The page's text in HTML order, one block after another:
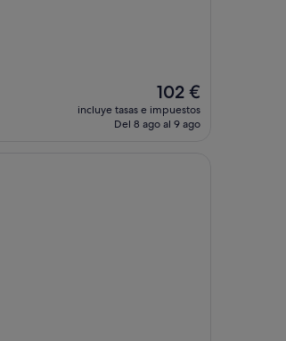
El
precio
actual
102 €
incluye tasas e impuestos
Del 8 ago al 9 ago